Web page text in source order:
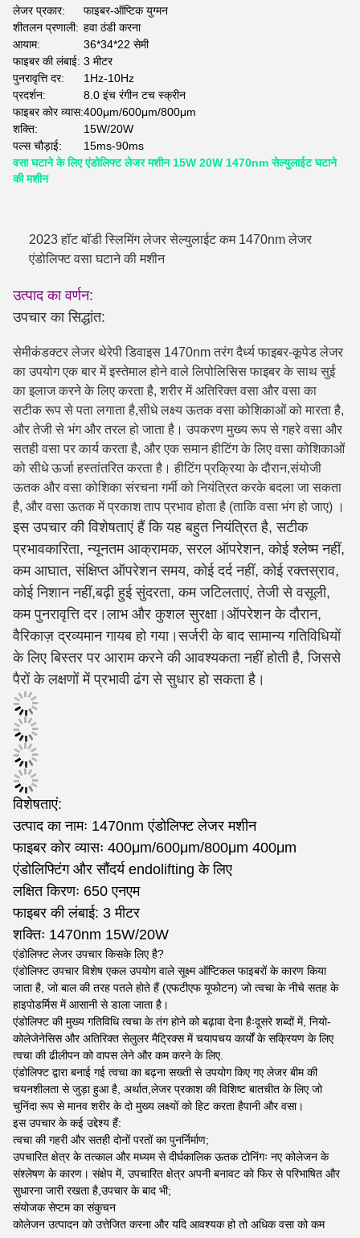
लेजर प्रकार:
फाइबर-ऑप्टिक युग्मन
शीतलन प्रणाली: हवा ठंडी करना
आयाम:
36*34*22 सेमी
फाइबर की लंबाई: 3 मीटर
पुनरावृत्ति दर:
1Hz-10Hz
प्रदर्शन:
8.0 इंच रंगीन टच स्क्रीन
फाइबर कोर व्यास:400μm/600μm/800μm
शक्ति:
15W/20W
पल्स चौड़ाई:
15ms-90ms
वसा घटाने के लिए एंडोलिफ्ट लेजर मशीन 15W 20W 1470nm सेल्युलाईट घटाने
की मशीन
2023 हॉट बॉडी स्लिमिंग लेजर सेल्युलाईट कम 1470nm लेजर
एंडोलिफ्ट वसा घटाने की मशीन
उत्पाद का वर्णन:
उपचार का सिद्धांत:
सेमीकंडक्टर लेजर थेरेपी डिवाइस 1470nm तरंग दैर्ध्य फाइबर-कूपेड लेजर
का उपयोग एक बार में इस्तेमाल होने वाले लिपोलिसिस फाइबर के साथ सुई
का इलाज करने के लिए करता है, शरीर में अतिरिक्त वसा और वसा का
सटीक रूप से पता लगाता है,सीधे लक्ष्य ऊतक वसा कोशिकाओं को मारता है,
और तेजी से भंग और तरल हो जाता है। उपकरण मुख्य रूप से गहरे वसा और
सतही वसा पर कार्य करता है, और एक समान हीटिंग के लिए वसा कोशिकाओं
को सीधे ऊर्जा हस्तांतरित करता है। हीटिंग प्रक्रिया के दौरान,संयोजी
ऊतक और वसा कोशिका संरचना गर्मी को नियंत्रित करके बदला जा सकता
है, और वसा ऊतक में प्रकाश ताप प्रभाव होता है (ताकि वसा भंग हो जाए) ।
इस उपचार की विशेषताएं हैं कि यह बहुत नियंत्रित है, सटीक
प्रभावकारिता, न्यूनतम आक्रामक, सरल ऑपरेशन, कोई श्लेष्म नहीं,
कम आघात, संक्षिप्त ऑपरेशन समय, कोई दर्द नहीं, कोई रक्तस्राव,
कोई निशान नहीं,बढ़ी हुई सुंदरता, कम जटिलताएं, तेजी से वसूली,
कम पुनरावृत्ति दर।लाभ और कुशल सुरक्षा। ऑपरेशन के दौरान,
वैरिकाज़ द्रव्यमान गायब हो गया।सर्जरी के बाद सामान्य गतिविधियों
के लिए बिस्तर पर आराम करने की आवश्यकता नहीं होती है, जिससे
पैरों के लक्षणों में प्रभावी ढंग से सुधार हो सकता है।
विशेषताएं:
उत्पाद का नामः 1470nm एंडोलिफ्ट लेजर मशीन
फाइबर कोर व्यासः 400μm/600μm/800μm 400μm
एंडोलिफ्टिंग और सौंदर्य endolifting के लिए
लक्षित किरणः 650 एनएम
फाइबर की लंबाई: 3 मीटर
शक्तिः 1470nm 15W/20W
एंडोलिफ्ट लेजर उपचार किसके लिए है?
एंडोलिफ्ट उपचार विशेष एकल उपयोग वाले सूक्ष्म ऑप्टिकल फाइबरों के कारण किया
जाता है, जो बाल की तरह पतले होते हैं (एफटीएफ यूफोटन) जो त्वचा के नीचे सतह के
हाइपोडर्मिस में आसानी से डाला जाता है।
एंडोलिफ्ट की मुख्य गतिविधि त्वचा के तंग होने को बढ़ावा देना हैःदूसरे शब्दों में, नियो-
कोलेजेनेसिस और अतिरिक्त सेलुलर मैट्रिक्स में चयापचय कार्यों के सक्रियण के लिए
त्वचा की ढीलीपन को वापस लेने और कम करने के लिए.
एंडोलिफ्ट द्वारा बनाई गई त्वचा का बढ़ना सख्ती से उपयोग किए गए लेजर बीम की
चयनशीलता से जुड़ा हुआ है, अर्थात,लेजर प्रकाश की विशिष्ट बातचीत के लिए जो
चुनिंदा रूप से मानव शरीर के दो मुख्य लक्ष्यों को हिट करता हैपानी और वसा।
इस उपचार के कई उद्देश्य हैं:
त्वचा की गहरी और सतही दोनों परतों का पुनर्निर्माण;
उपचारित क्षेत्र के तत्काल और मध्यम से दीर्घकालिक ऊतक टोनिंगः नए कोलेजन के
संश्लेषण के कारण। संक्षेप में, उपचारित क्षेत्र अपनी बनावट को फिर से परिभाषित और
सुधारना जारी रखता है,उपचार के बाद भी;
संयोजक सेप्टम का संकुचन
कोलेजन उत्पादन को उत्तेजित करना और यदि आवश्यक हो तो अधिक वसा को कम